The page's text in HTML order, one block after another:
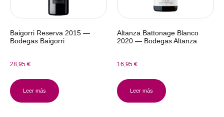
Baigorri Reserva 2015 —
Bodegas Baigorri
28,95 €
Leer más
Altanza Battonage Blanco
2020 — Bodegas Altanza
16,95 €
Leer más